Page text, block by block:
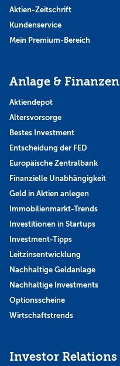
Aktien-Zeitschrift
Kundenservice
Mein Premium-Bereich
Anlage & Finanzen
Aktiendepot
Altersvorsorge
Bestes Investment
Entscheidung der FED
Europäische Zentralbank
Finanzielle Unabhängigkeit
Geld in Aktien anlegen
Immobilienmarkt-Trends
Investitionen in Startups
Investment-Tipps
Leitzinsentwicklung
Nachhaltige Geldanlage
Nachhaltige Investments
Optionsscheine
Wirtschaftstrends
Investor Relations